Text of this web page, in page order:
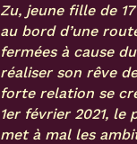
Zu, jeune fille de
au bord d’une
fermées à cause
réaliser son rêve
forte relation se
1er février 2021, le
met à mal les